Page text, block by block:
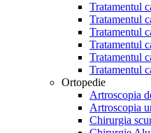
Tratamentul
Tratamentul
Tratamentul
Tratamentul
Tratamentul
Tratamentul
Ortopedie
Artroscopia
Artroscopia
Chirurgia